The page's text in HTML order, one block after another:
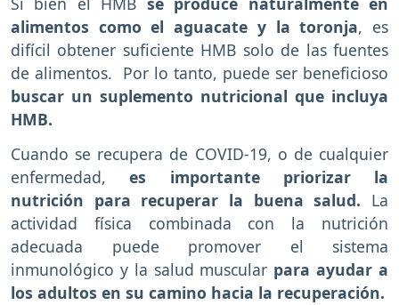
alimentos como el aguacate y la toronja, es
difícil obtener suficiente HMB solo de las fuentes
de alimentos. Por lo tanto, puede ser beneficioso
buscar un suplemento nutricional que incluya
HMB.
Cuando se recupera de COVID-19, o de cualquier
enfermedad,es importante priorizar la
nutrición para recuperar la buena salud. La
actividad física combinada con la nutrición
adecuada puede promover el sistema
inmunológico y la salud muscular para ayudar a
los adultos en su camino hacia la recuperación.